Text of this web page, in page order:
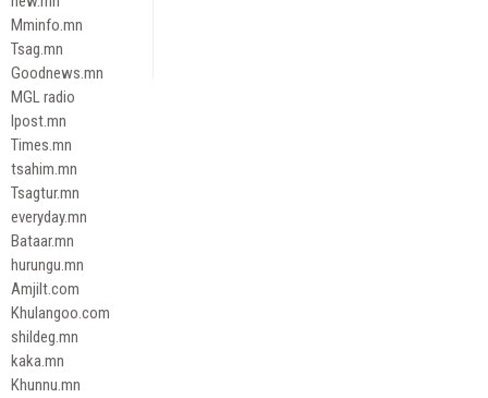
Mminfo.mn
Tsag.mn
Goodnews.mn
MGL radio
Ipost.mn
Times.mn
tsahim.mn
Tsagtur.mn
everyday.mn
Bataar.mn
hurungu.mn
Amjilt.com
Khulangoo.com
shildeg.mn
kaka.mn
Khunnu.mn